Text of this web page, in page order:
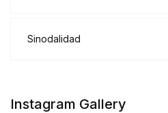
Sinodalidad
Instagram Gallery